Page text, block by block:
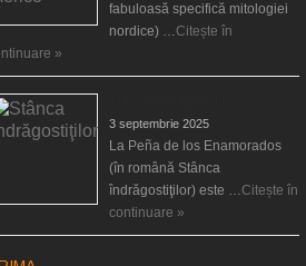
fabuloasă specifică mitologiei
nordice) …Citește în
»
3 septembrie 2025
La Peña de los Enamorados
(în română Stânca
îndrăgostiţilor) este …Citește în
continuare »